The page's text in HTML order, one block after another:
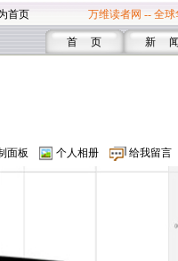
首页 万维读者网 -- 全
首 页 新 闻
面板 个人相册 给我留言